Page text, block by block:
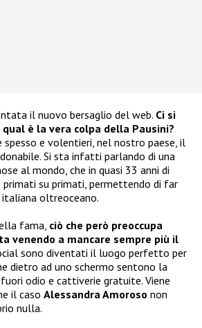
il nuovo bersaglio del web. Ci si
è la vera colpa della Pausini?
spesso e volentieri, nel nostro paese, il
Si sta infatti parlando di una
al mondo, che in quasi 33 anni di
primati su primati, permettendo di far
oltreoceano.
fama, ciò che però preoccupa
venendo a mancare sempre più il
sono diventati il luogo perfetto per
dietro ad uno schermo sentono la
odio e cattiverie gratuite. Viene
il caso Alessandra Amoroso non
nulla.